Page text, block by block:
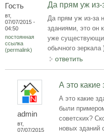
Гость
вт,
07/07/2015 -
04:50
постоянная
ссылка
(permalink)
Да прям уж из-
Да прям уж из-за
зданиями, это он
уже
обычного зеркала
ответить
admin
вт,
07/07/2015
А это какие
А это какие
были
советских?
новых зданий